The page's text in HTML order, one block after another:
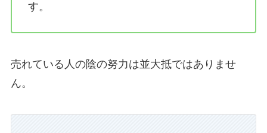
す。
売れている人の陰の努力は並大抵ではありませ
ん。